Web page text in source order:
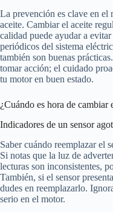
La prevención es clave en el
aceite. Cambiar el aceite
calidad puede ayudar a
periódicos del sistema
también son buenas
tomar acción; el cuidado
tu motor en buen estado.
¿Cuándo es hora de cambiar
Indicadores de un sensor
Saber cuándo reemplazar el
Si notas que la luz de
lecturas son inconsistentes,
También, si el sensor
dudes en reemplazarlo.
serio en el motor.